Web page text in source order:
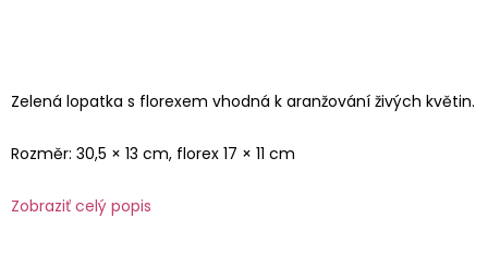
Zelená lopatka s florexem vhodná k aranžování živých květin.
Rozměr: 30,5 × 13 cm, florex 17 × 11 cm
Zobraziť celý popis